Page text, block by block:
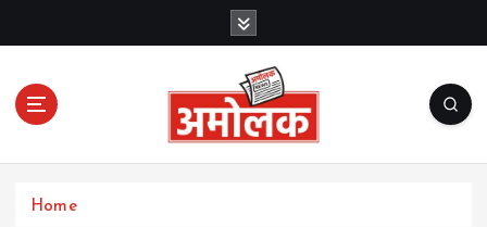
c
Amolak News
Home